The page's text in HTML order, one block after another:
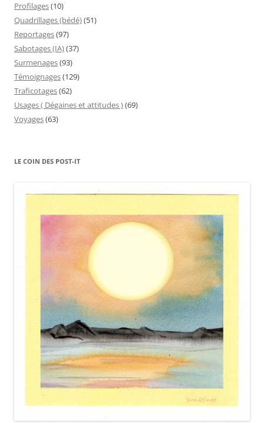
Profilages(10)
Quadrillages (bédé)(51)
Reportages(97)
Sabotages (IA)(37)
Surmenages(93)
Témoignages(129)
Traficotages(62)
Usages ( Dégaines et attitudes )(69)
Voyages(63)
LE COIN DES POST-IT